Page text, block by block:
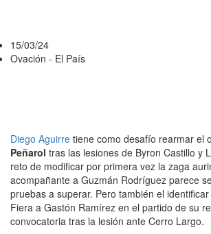
15/03/24
Ovación - El País
Diego Aguirre tiene como desafío rearmar el
Peñarol tras las lesiones de Byron Castillo y
reto de modificar por primera vez la zaga
acompañante a Guzmán Rodríguez parece
pruebas a superar. Pero también el
Fiera a Gastón Ramírez en el partido de su
convocatoria tras la lesión ante Cerro Largo.